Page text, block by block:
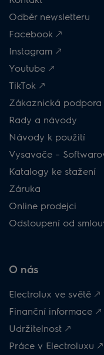
Odběr newsletteru
Facebook 🡕
Instagram 🡕
Youtube 🡕
TikTok 🡕
Zákaznická podpora
Rady a návody
Návody k použití
Vysavače –
Katalogy ke stažení
Záruka
Online prodejci
Odstoupení od
O nás
Electrolux ve světě 🡕
Finanční informace 🡕
Udržitelnost 🡕
Práce v Electroluxu 🡕